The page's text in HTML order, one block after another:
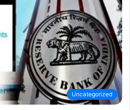
Uncategorized